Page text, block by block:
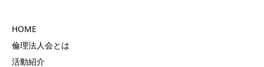
HOME
倫理法人会とは
活動紹介